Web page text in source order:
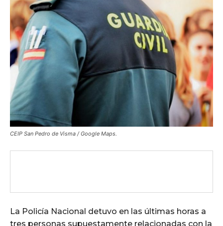
CEIP San Pedro de Visma / Google Maps.
La Policía Nacional detuvo en las últimas horas a
tres personas supuestamente relacionadas con la